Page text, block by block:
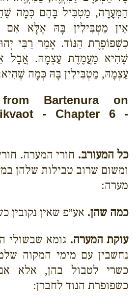
הַמְּעָרָה, מַטְבִּיל בָּהֶם כְּמָה
אֵין מַטְבִּילִין בָּהּ אֶלָּא אִם
כִשְׁפוֹפֶרֶת הַנּוֹד. אָמַר רַבִּי
שֶׁהִיא מַעֲמֶדֶת עַצְמָהּ. אֲבָל
עַצְמָהּ, מַטְבִּילִין בָּהּ כְּמָה
from Bartenura on
- Chapter 6 -
כל המעורב. חורי המערה.
ומשום שרוב טבילות שלהן
מערה:
כמה שהן. אע״פ שאין נקובין
עוקת המערה. גומא שבשולי
נחשבין עם מימי המקוה
כשרי לטבול בהן, אלא
כשפופרת הנוד לחברן: